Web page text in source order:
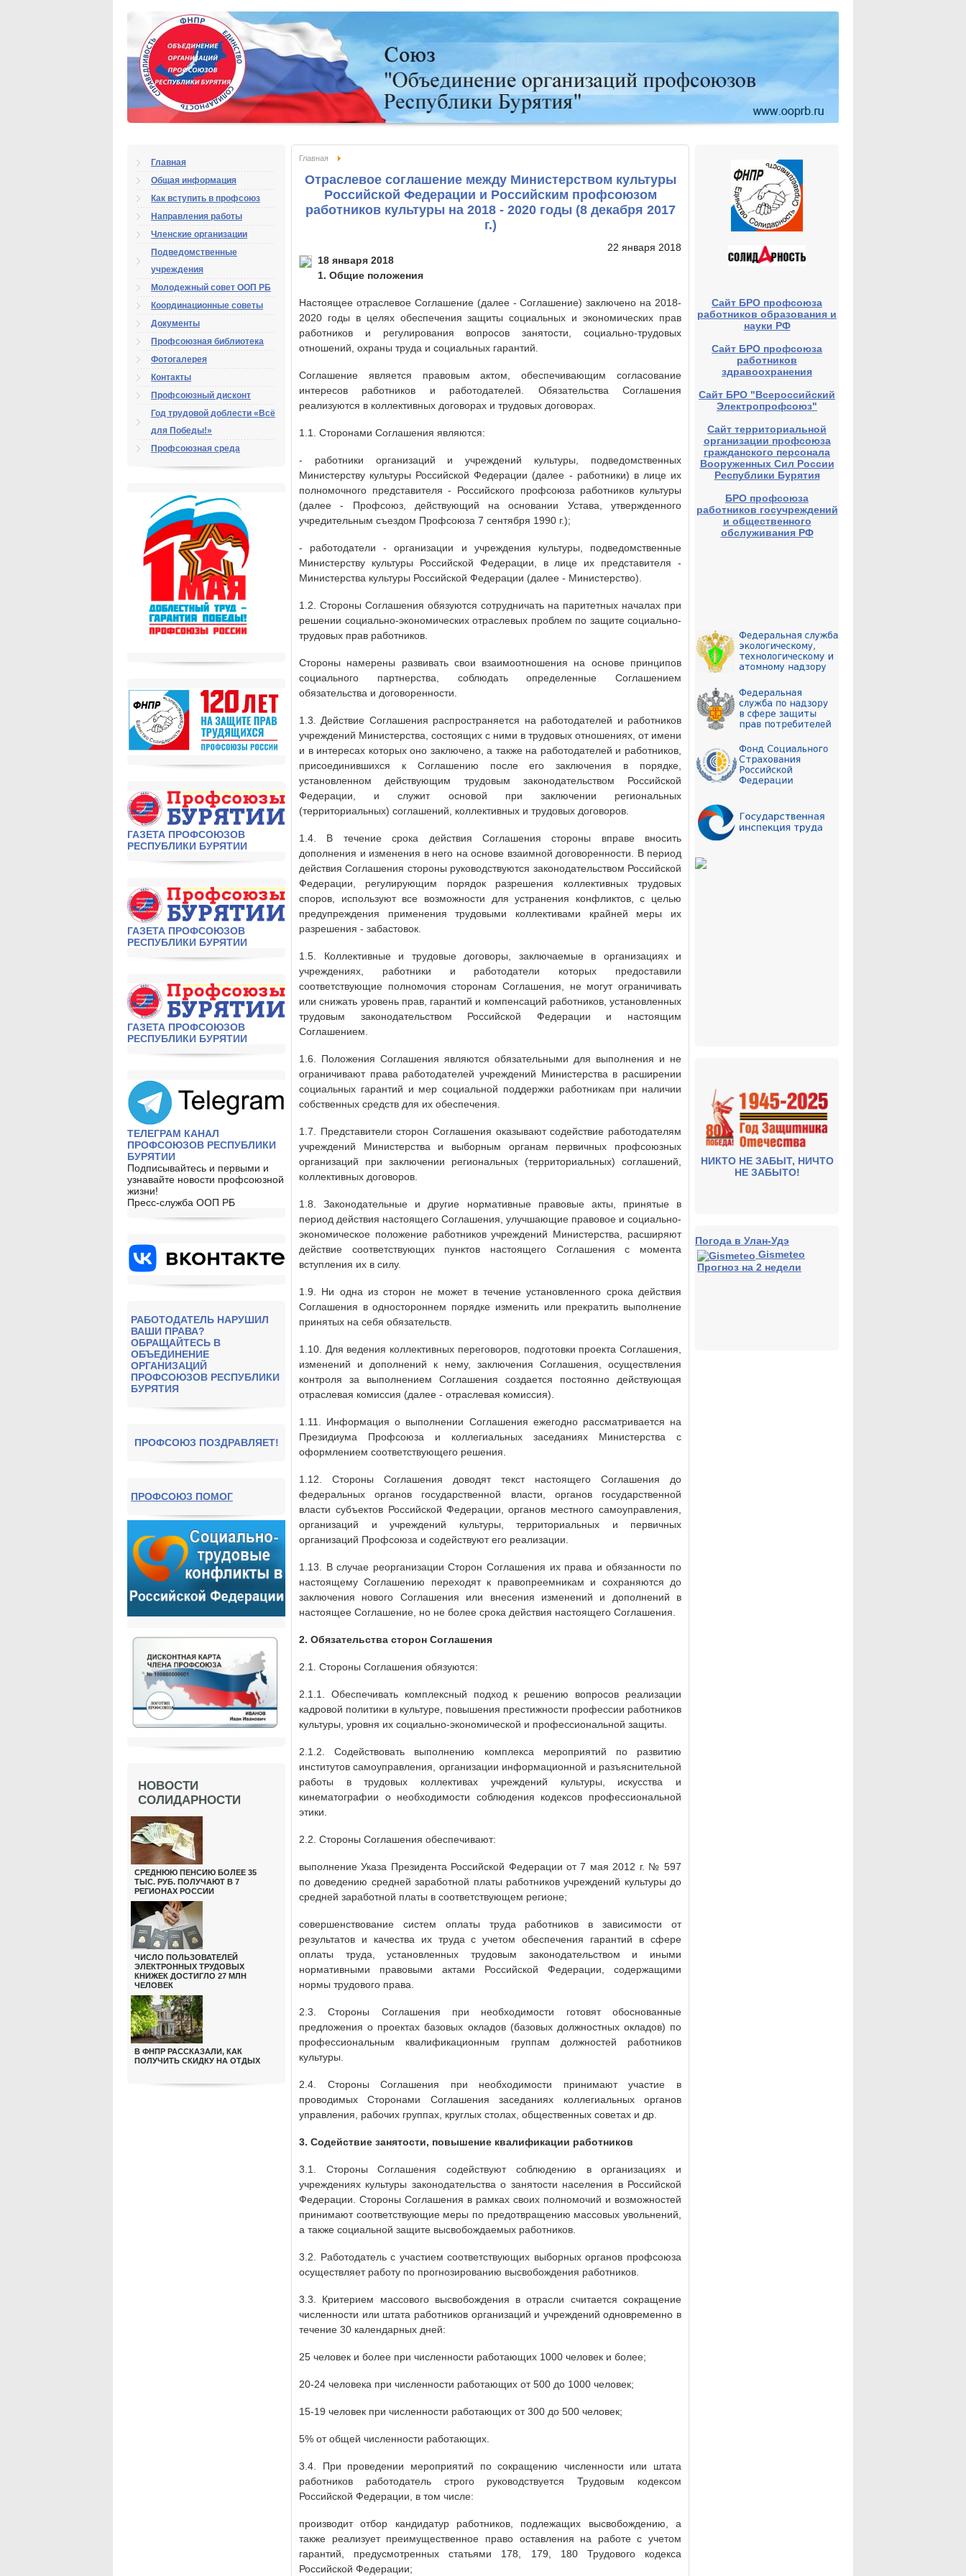
Главная
Общая информация
Как вступить в профсоюз
Направления работы
Членские организации
Подведомственные
учреждения
Молодежный совет ООП РБ
Координационные советы
Документы
Профсоюзная библиотека
Фотогалерея
Контакты
Профсоюзный дисконт
Год трудовой доблести «Всё
для Победы!»
Профсоюзная среда
ГАЗЕТА ПРОФСОЮЗОВ
РЕСПУБЛИКИ БУРЯТИИ
ГАЗЕТА ПРОФСОЮЗОВ
РЕСПУБЛИКИ БУРЯТИИ
ГАЗЕТА ПРОФСОЮЗОВ
РЕСПУБЛИКИ БУРЯТИИ
ТЕЛЕГРАМ КАНАЛ
ПРОФСОЮЗОВ РЕСПУБЛИКИ
БУРЯТИИ
Подписывайтесь и первыми и
узнавайте новости профсоюзной
жизни!
Пресс-служба ООП РБ
РАБОТОДАТЕЛЬ НАРУШИЛ
ВАШИ ПРАВА?
ОБРАЩАЙТЕСЬ В
ОБЪЕДИНЕНИЕ
ОРГАНИЗАЦИЙ
ПРОФСОЮЗОВ РЕСПУБЛИКИ
БУРЯТИЯ
ПРОФСОЮЗ ПОЗДРАВЛЯЕТ!
ПРОФСОЮЗ ПОМОГ
НОВОСТИ
СОЛИДАРНОСТИ
СРЕДНЮЮ ПЕНСИЮ БОЛЕЕ 35
ТЫС. РУБ. ПОЛУЧАЮТ В 7
РЕГИОНАХ РОССИИ
ЧИСЛО ПОЛЬЗОВАТЕЛЕЙ
ЭЛЕКТРОННЫХ ТРУДОВЫХ
КНИЖЕК ДОСТИГЛО 27 МЛН
ЧЕЛОВЕК
В ФНПР РАССКАЗАЛИ, КАК
ПОЛУЧИТЬ СКИДКУ НА ОТДЫХ
Главная
Отраслевое соглашение между Министерством культуры
Российской Федерации и Российским профсоюзом
работников культуры на 2018 - 2020 годы (8 декабря 2017
г.)
22 января 2018
18 января 2018
1. Общие положения
Настоящее отраслевое Соглашение (далее - Соглашение) заключено на 2018-
2020 годы в целях обеспечения защиты социальных и экономических прав
работников и регулирования вопросов занятости, социально-трудовых
отношений, охраны труда и социальных гарантий.
Соглашение является правовым актом, обеспечивающим согласование
интересов работников и работодателей. Обязательства Соглашения
реализуются в коллективных договорах и трудовых договорах.
1.1. Сторонами Соглашения являются:
- работники организаций и учреждений культуры, подведомственных
Министерству культуры Российской Федерации (далее - работники) в лице их
полномочного представителя - Российского профсоюза работников культуры
(далее - Профсоюз, действующий на основании Устава, утвержденного
учредительным съездом Профсоюза 7 сентября 1990 г.);
- работодатели - организации и учреждения культуры, подведомственные
Министерству культуры Российской Федерации, в лице их представителя -
Министерства культуры Российской Федерации (далее - Министерство).
1.2. Стороны Соглашения обязуются сотрудничать на паритетных началах при
решении социально-экономических отраслевых проблем по защите социально-
трудовых прав работников.
Стороны намерены развивать свои взаимоотношения на основе принципов
социального партнерства, соблюдать определенные Соглашением
обязательства и договоренности.
1.3. Действие Соглашения распространяется на работодателей и работников
учреждений Министерства, состоящих с ними в трудовых отношениях, от имени
и в интересах которых оно заключено, а также на работодателей и работников,
присоединившихся к Соглашению после его заключения в порядке,
установленном действующим трудовым законодательством Российской
Федерации, и служит основой при заключении региональных
(территориальных) соглашений, коллективных и трудовых договоров.
1.4. В течение срока действия Соглашения стороны вправе вносить
дополнения и изменения в него на основе взаимной договоренности. В период
действия Соглашения стороны руководствуются законодательством Российской
Федерации, регулирующим порядок разрешения коллективных трудовых
споров, используют все возможности для устранения конфликтов, с целью
предупреждения применения трудовыми коллективами крайней меры их
разрешения - забастовок.
1.5. Коллективные и трудовые договоры, заключаемые в организациях и
учреждениях, работники и работодатели которых предоставили
соответствующие полномочия сторонам Соглашения, не могут ограничивать
или снижать уровень прав, гарантий и компенсаций работников, установленных
трудовым законодательством Российской Федерации и настоящим
Соглашением.
1.6. Положения Соглашения являются обязательными для выполнения и не
ограничивают права работодателей учреждений Министерства в расширении
социальных гарантий и мер социальной поддержки работникам при наличии
собственных средств для их обеспечения.
1.7. Представители сторон Соглашения оказывают содействие работодателям
учреждений Министерства и выборным органам первичных профсоюзных
организаций при заключении региональных (территориальных) соглашений,
коллективных договоров.
1.8. Законодательные и другие нормативные правовые акты, принятые в
период действия настоящего Соглашения, улучшающие правовое и социально-
экономическое положение работников учреждений Министерства, расширяют
действие соответствующих пунктов настоящего Соглашения с момента
вступления их в силу.
1.9. Ни одна из сторон не может в течение установленного срока действия
Соглашения в одностороннем порядке изменить или прекратить выполнение
принятых на себя обязательств.
1.10. Для ведения коллективных переговоров, подготовки проекта Соглашения,
изменений и дополнений к нему, заключения Соглашения, осуществления
контроля за выполнением Соглашения создается постоянно действующая
отраслевая комиссия (далее - отраслевая комиссия).
1.11. Информация о выполнении Соглашения ежегодно рассматривается на
Президиума Профсоюза и коллегиальных заседаниях Министерства с
оформлением соответствующего решения.
1.12. Стороны Соглашения доводят текст настоящего Соглашения до
федеральных органов государственной власти, органов государственной
власти субъектов Российской Федерации, органов местного самоуправления,
организаций и учреждений культуры, территориальных и первичных
организаций Профсоюза и содействуют его реализации.
1.13. В случае реорганизации Сторон Соглашения их права и обязанности по
настоящему Соглашению переходят к правопреемникам и сохраняются до
заключения нового Соглашения или внесения изменений и дополнений в
настоящее Соглашение, но не более срока действия настоящего Соглашения.
2. Обязательства сторон Соглашения
2.1. Стороны Соглашения обязуются:
2.1.1. Обеспечивать комплексный подход к решению вопросов реализации
кадровой политики в культуре, повышения престижности профессии работников
культуры, уровня их социально-экономической и профессиональной защиты.
2.1.2. Содействовать выполнению комплекса мероприятий по развитию
институтов самоуправления, организации информационной и разъяснительной
работы в трудовых коллективах учреждений культуры, искусства и
кинематографии о необходимости соблюдения кодексов профессиональной
этики.
2.2. Стороны Соглашения обеспечивают:
выполнение Указа Президента Российской Федерации от 7 мая 2012 г. № 597
по доведению средней заработной платы работников учреждений культуры до
средней заработной платы в соответствующем регионе;
совершенствование систем оплаты труда работников в зависимости от
результатов и качества их труда с учетом обеспечения гарантий в сфере
оплаты труда, установленных трудовым законодательством и иными
нормативными правовыми актами Российской Федерации, содержащими
нормы трудового права.
2.3. Стороны Соглашения при необходимости готовят обоснованные
предложения о проектах базовых окладов (базовых должностных окладов) по
профессиональным квалификационным группам должностей работников
культуры.
2.4. Стороны Соглашения при необходимости принимают участие в
проводимых Сторонами Соглашения заседаниях коллегиальных органов
управления, рабочих группах, круглых столах, общественных советах и др.
3. Содействие занятости, повышение квалификации работников
3.1. Стороны Соглашения содействуют соблюдению в организациях и
учреждениях культуры законодательства о занятости населения в Российской
Федерации. Стороны Соглашения в рамках своих полномочий и возможностей
принимают соответствующие меры по предотвращению массовых увольнений,
а также социальной защите высвобождаемых работников.
3.2. Работодатель с участием соответствующих выборных органов профсоюза
осуществляет работу по прогнозированию высвобождения работников.
3.3. Критерием массового высвобождения в отрасли считается сокращение
численности или штата работников организаций и учреждений одновременно в
течение 30 календарных дней:
25 человек и более при численности работающих 1000 человек и более;
20-24 человека при численности работающих от 500 до 1000 человек;
15-19 человек при численности работающих от 300 до 500 человек;
5% от общей численности работающих.
3.4. При проведении мероприятий по сокращению численности или штата
работников работодатель строго руководствуется Трудовым кодексом
Российской Федерации, в том числе:
производит отбор кандидатур работников, подлежащих высвобождению, а
также реализует преимущественное право оставления на работе с учетом
гарантий, предусмотренных статьями 178, 179, 180 Трудового кодекса
Российской Федерации;
Сайт БРО профсоюза
работников образования и
науки РФ
Сайт БРО профсоюза
работников
здравоохранения
Сайт БРО "Всероссийский
Электропрофсоюз"
Сайт территориальной
организации профсоюза
гражданского персонала
Вооруженных Сил России
Республики Бурятия
БРО профсоюза
работников госучреждений
и общественного
обслуживания РФ
НИКТО НЕ ЗАБЫТ, НИЧТО
НЕ ЗАБЫТО!
Погода в Улан-Удэ
Gismeteo
Прогноз на 2 недели